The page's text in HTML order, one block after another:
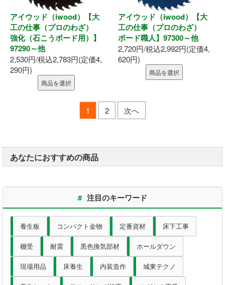
アイウッド（iwood）【大
工の仕事（プロのわざ）
強化（石こうボード用）】
97290～他
2,530円/税込2,783円(定価4,
290円)
商品を選択
アイウッド（iwood）【大
工の仕事（プロのわざ）
ボード職人】97300～他
2,720円/税込2,992円(定価4,
620円)
商品を選択
1 2 次へ
あなたにおすすめの商品
# 注目のキーワード
養生板 コンパクト金物 定番資材 床下工事
棚受 耐震 黒色換気部材 ホールダウン
現場用品 床養生 内装造作 城東テクノ